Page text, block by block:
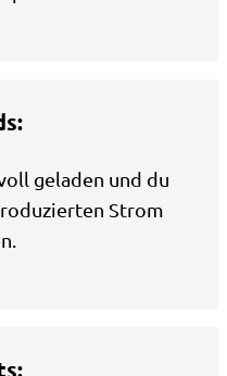
geladen und du
Strom